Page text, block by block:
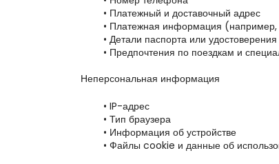
Платежный и доставочный адрес
Платежная информация
Детали паспорта или
Предпочтения по поездкам и
Неперсональная информация
IP-адрес
Тип браузера
Информация об устройстве
Файлы cookie и данные об